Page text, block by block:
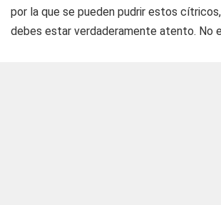
por la que se pueden pudrir estos
debes estar verdaderamente atento. No